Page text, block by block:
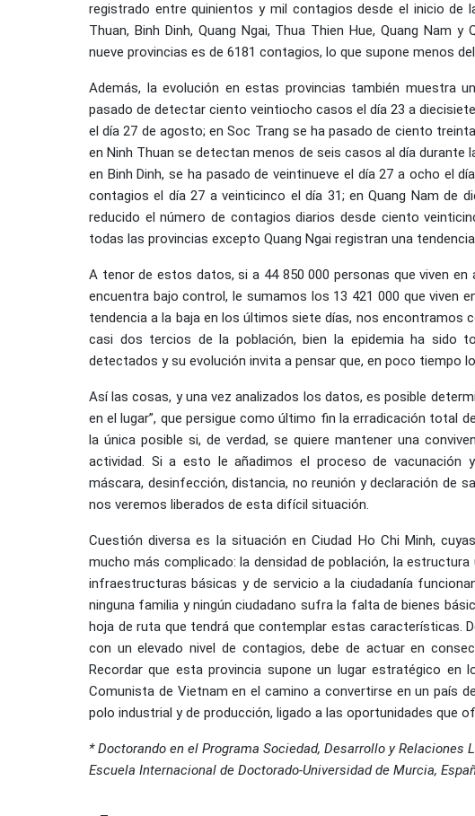
registrado entre quinientos y mil contagios desde el inicio de
Thuan, Binh Dinh, Quang Ngai, Thua Thien Hue, Quang Nam
nueve provincias es de 6181 contagios, lo que supone menos
Además, la evolución en estas provincias también muestra
pasado de detectar ciento veintiocho casos el día 23 a
el día 27 de agosto; en Soc Trang se ha pasado de ciento
en Ninh Thuan se detectan menos de seis casos al día durante
en Binh Dinh, se ha pasado de veintinueve el día 27 a ocho el
contagios el día 27 a veinticinco el día 31; en Quang Nam de
reducido el número de contagios diarios desde ciento
todas las provincias excepto Quang Ngai registran una
A tenor de estos datos, si a 44 850 000 personas que viven
encuentra bajo control, le sumamos los 13 421 000 que viven
tendencia a la baja en los últimos siete días, nos encontramos
casi dos tercios de la población, bien la epidemia ha sido
detectados y su evolución invita a pensar que, en poco tiempo
Así las cosas, y una vez analizados los datos, es posible
en el lugar”, que persigue como último fin la erradicación total
la única posible si, de verdad, se quiere mantener una
actividad. Si a esto le añadimos el proceso de vacunación
máscara, desinfección, distancia, no reunión y declaración de
nos veremos liberados de esta difícil situación.
Cuestión diversa es la situación en Ciudad Ho Chi Minh,
mucho más complicado: la densidad de población, la
infraestructuras básicas y de servicio a la ciudadanía
ninguna familia y ningún ciudadano sufra la falta de bienes
hoja de ruta que tendrá que contemplar estas características.
con un elevado nivel de contagios, debe de actuar en
Recordar que esta provincia supone un lugar estratégico en
Comunista de Vietnam en el camino a convertirse en un país
polo industrial y de producción, ligado a las oportunidades que
* Doctorando en el Programa Sociedad, Desarrollo y Relaciones
Escuela Internacional de Doctorado-Universidad de Murcia,